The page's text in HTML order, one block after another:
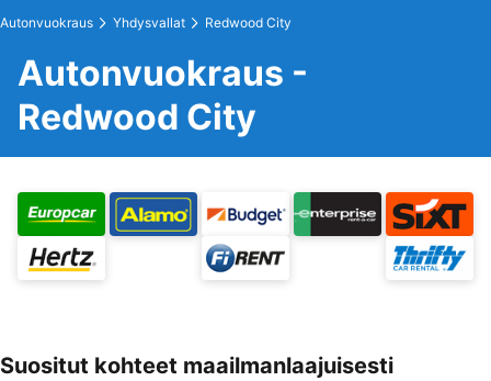
Autonvuokraus Yhdysvallat Redwood City
Autonvuokraus -
Redwood City
Suositut kohteet maailmanlaajuisesti